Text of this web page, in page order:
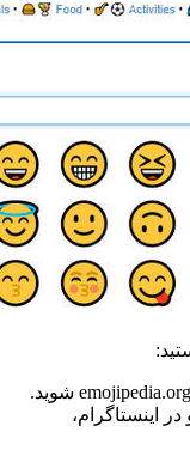
اینستاگرام،